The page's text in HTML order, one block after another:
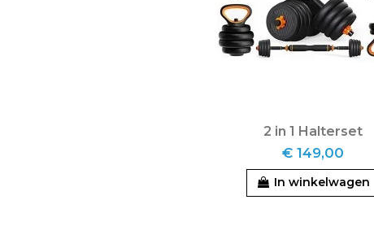
2 in 1 Halterset
€ 149,00
In winkelwagen